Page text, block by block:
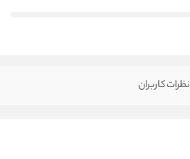
نظرات کاربران